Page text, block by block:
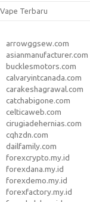
Vape Terbaru
arrowggsew.com
asianmanufacturer.com
bucklesmotors.com
calvaryintcanada.com
carakeshagrawal.com
catchabigone.com
celticaweb.com
cirugiadehernias.com
cqhzdn.com
dailfamily.com
forexcrypto.my.id
forexdana.my.id
forexdemo.my.id
forexfactory.my.id